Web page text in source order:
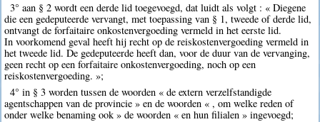
3° aan § 2 wordt een derde lid toegevoegd, dat luidt als volgt : « Diegene
die een gedeputeerde vervangt, met toepassing van § 1, tweede of derde lid,
ontvangt de forfaitaire onkostenvergoeding vermeld in het eerste lid.
In voorkomend geval heeft hij recht op de reiskostenvergoeding vermeld in
het tweede lid. De gedeputeerde heeft dan, voor de duur van de vervanging,
geen recht op een forfaitaire onkostenvergoeding, noch op een
reiskostenvergoeding. »;
4° in § 3 worden tussen de woorden « de extern verzelfstandigde
agentschappen van de provincie » en de woorden « , om welke reden of
onder welke benaming ook » de woorden « en hun filialen » ingevoegd;